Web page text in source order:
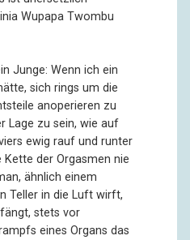
Wupapa Twombu
Junge: Wenn ich ein
sich rings um die
anoperieren zu
Lage zu sein, wie auf
ewig rauf und runter
Kette der Orgasmen nie
ähnlich einem
Teller in die Luft wirft,
stets vor
eines Organs das